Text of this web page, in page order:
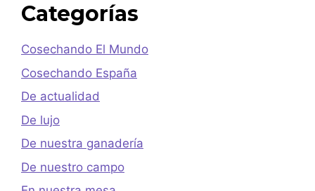
Categorías
Cosechando El Mundo
Cosechando España
De actualidad
De lujo
De nuestra ganadería
De nuestro campo